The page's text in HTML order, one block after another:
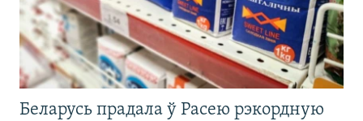
Беларусь прадала ў Расею рэкордную